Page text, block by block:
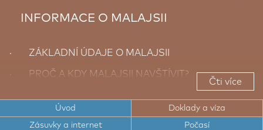
INFORMACE O MALAJSII
· ZÁKLADNÍ ÚDAJE O MALAJSII
· PROČ A KDY MALAJSII NAVŠTÍVIT?
·TOP ZAJÍMAVÁ MÍSTA MALAJSIE
Čti více
Úvod Doklady a víza
Zásuvky a internet Počasí